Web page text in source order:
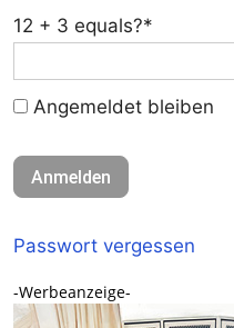
12 + 3 equals?*
Angemeldet bleiben
Passwort vergessen
-Werbeanzeige-